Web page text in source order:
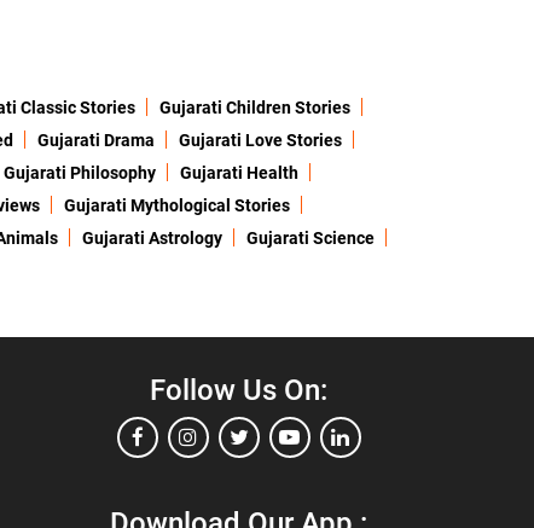
Classic Stories
Gujarati Children Stories
Gujarati Drama
Gujarati Love Stories
Gujarati Philosophy
Gujarati Health
Gujarati Mythological Stories
Gujarati Astrology
Gujarati Science
Follow Us On: